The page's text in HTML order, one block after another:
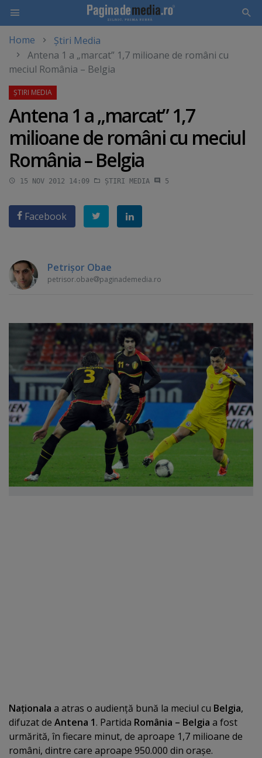
main
content
Home
Știri Media
Antena 1 a „marcat” 1,7 milioane de români cu
meciul România – Belgia
Antena 1 a „marcat” 1,7
milioane de români cu meciul
România – Belgia
15 NOV 2012 14:09 ȘTIRI MEDIA 5
Facebook
Petrişor Obae
petrisor.obae paginademedia.ro
Naţionala a atras o audienţă bună la meciul cu Belgia,
difuzat de Antena 1. Partida România – Belgia a fost
urmărită, în fiecare minut, de aproape 1,7 milioane de
români, dintre care aproape 950.000 din oraşe.